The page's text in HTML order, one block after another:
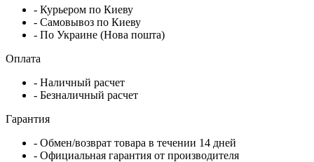
- Курьером по Киеву
- Самовывоз по Киеву
- По Украине (Нова пошта)
Оплата
- Наличный расчет
- Безналичный расчет
Гарантия
- Обмен/возврат товара в течении 14 дней
- Официальная гарантия от производителя